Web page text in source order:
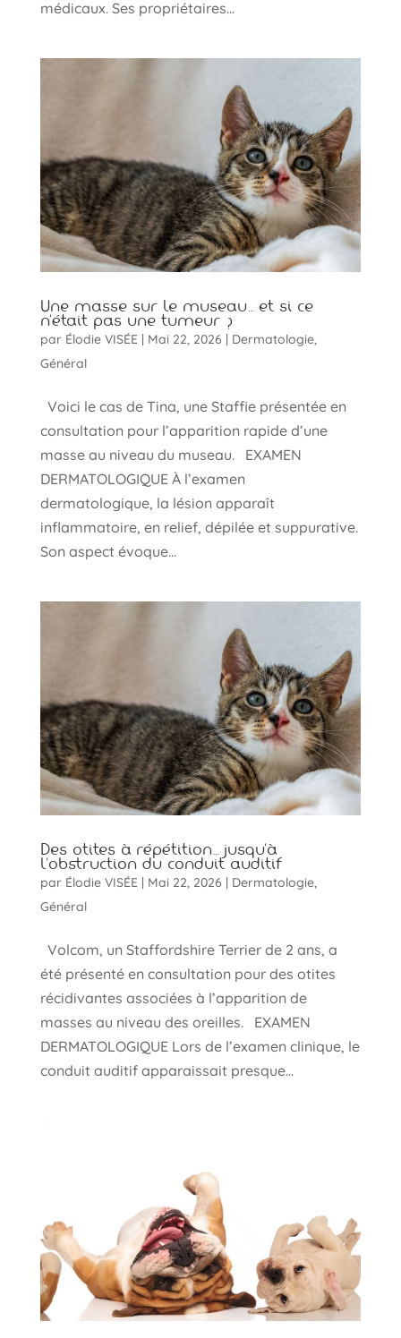
médicaux. Ses propriétaires...
Une masse sur le museau… et si ce
n’était pas une tumeur ?
par Élodie VISÉE| Mai 22, 2026 | Dermatologie,
Général
Voici le cas de Tina, une Staffie présentée en
consultation pour l’apparition rapide d’une
masse au niveau du museau. EXAMEN
DERMATOLOGIQUE À l’examen
dermatologique, la lésion apparaît
inflammatoire, en relief, dépilée et suppurative.
Son aspect évoque...
Des otites à répétition… jusqu’à
l’obstruction du conduit auditif
par Élodie VISÉE| Mai 22, 2026 | Dermatologie,
Général
Volcom, un Staffordshire Terrier de 2 ans, a
été présenté en consultation pour des otites
récidivantes associées à l’apparition de
masses au niveau des oreilles. EXAMEN
DERMATOLOGIQUE Lors de l’examen clinique, le
conduit auditif apparaissait presque...